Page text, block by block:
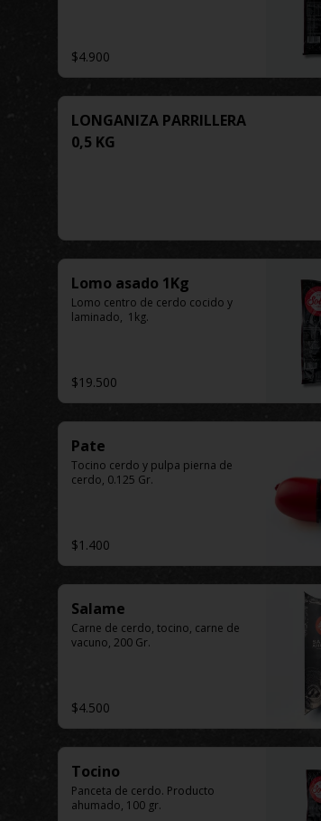
$4.900
LONGANIZA PARRILLERA
0,5 KG
Lomo asado 1Kg
Lomo centro de cerdo cocido y
laminado,  1kg.
$19.500
Pate
Tocino cerdo y pulpa pierna de
cerdo, 0.125 Gr.
$1.400
Salame
Carne de cerdo, tocino, carne de
vacuno, 200 Gr.
$4.500
Tocino
Panceta de cerdo. Producto
ahumado, 100 gr.